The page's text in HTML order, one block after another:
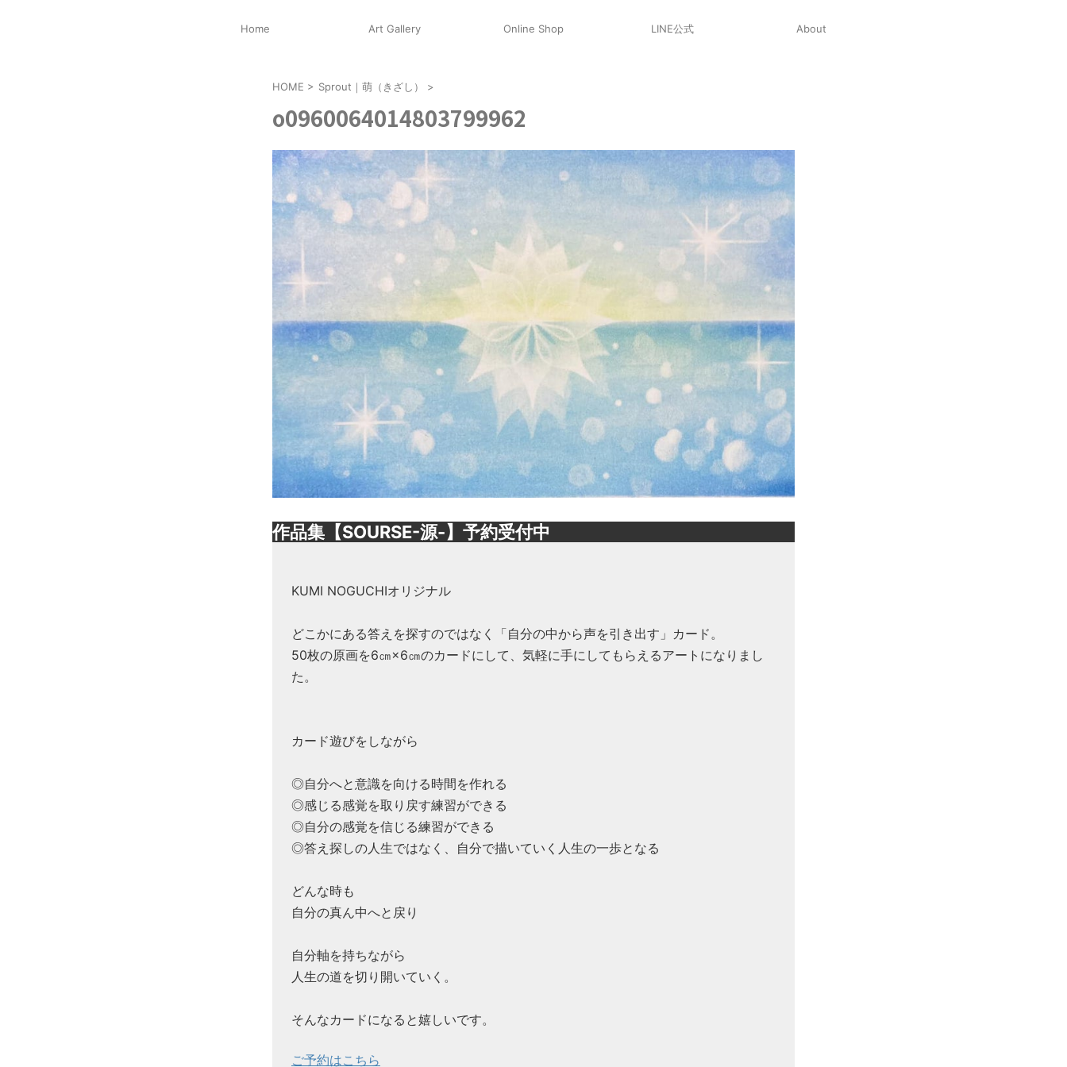
Home Art Gallery Online Shop LINE公式 About
HOME > Sprout｜萌（きざし） >
o0960064014803799962
作品集【SOURSE-源-】予約受付中
KUMI NOGUCHIオリジナル
どこかにある答えを探すのではなく「自分の中から声を引き出す」カード。
50枚の原画を6㎝×6㎝のカードにして、気軽に手にしてもらえるアートになりまし
た。
カード遊びをしながら
◎自分へと意識を向ける時間を作れる
◎感じる感覚を取り戻す練習ができる
◎自分の感覚を信じる練習ができる
◎答え探しの人生ではなく、自分で描いていく人生の一歩となる
どんな時も
自分の真ん中へと戻り
自分軸を持ちながら
人生の道を切り開いていく。
そんなカードになると嬉しいです。
ご予約はこちら